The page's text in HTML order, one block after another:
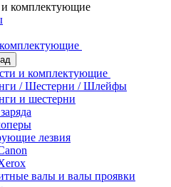
комплектующие
и комплектующие
/ Шестерни / Шлейфы
и шестерни
лезвия
валы и валы проявки